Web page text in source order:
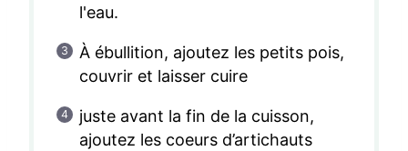
l'eau.
À ébullition, ajoutez les petits pois,
couvrir et laisser cuire
juste avant la fin de la cuisson,
ajoutez les coeurs d’artichauts